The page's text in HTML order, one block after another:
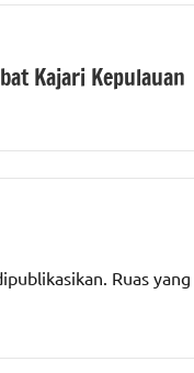
Kajari Kepulauan
Ruas